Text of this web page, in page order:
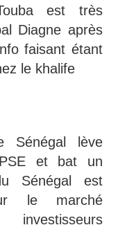
est très
Diagne après
faisant étant
le khalife
Sénégal lève
et bat un
Sénégal est
le marché